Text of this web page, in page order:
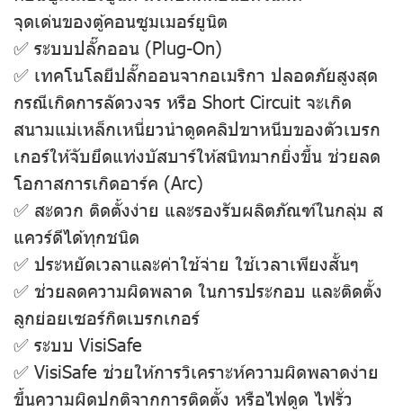
จุดเด่นของตู้คอนซูมเมอร์ยูนิต
✅ ระบบปลั๊กออน (Plug-On)
✅ เทคโนโลยีปลั๊กออนจากอเมริกา ปลอดภัยสูงสุด
กรณีเกิดการลัดวงจร หรือ Short Circuit จะเกิด
สนามแม่เหล็กเหนี่ยวนำดูดคลิปขาหนีบของตัวเบรก
เกอร์ให้จับยึดแท่งบัสบาร์ให้สนิทมากยิ่งขึ้น ช่วยลด
โอกาสการเกิดอาร์ค (Arc)
✅ สะดวก ติดตั้งง่าย และรองรับผลิตภัณฑ์ในกลุ่ม ส
แควร์ดีได้ทุกชนิด
✅ ประหยัดเวลาและค่าใช้จ่าย ใช้เวลาเพียงสั้นๆ
✅ ช่วยลดความผิดพลาด ในการประกอบ และติดตั้ง
ลูกย่อยเซอร์กิตเบรกเกอร์
✅ ระบบ VisiSafe
✅ VisiSafe ช่วยให้การวิเคราะห์ความผิดพลาดง่าย
ขึ้นความผิดปกติจากการติดตั้ง หรือไฟดูด ไฟรั่ว